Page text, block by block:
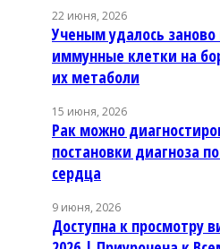
22 июня, 2026
Ученым удалось
иммунные клетки на
их метаболи
15 июня, 2026
Рак можно
постановки диагноза
сердца
9 июня, 2026
Доступна к просмотру